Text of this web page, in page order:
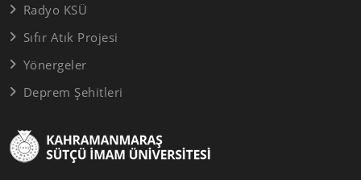
Radyo KSÜ
Sıfır Atık Projesi
Yönergeler
Deprem Şehitleri